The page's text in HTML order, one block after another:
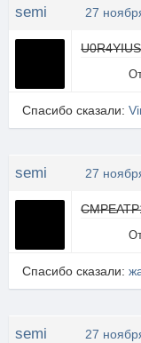
semi 27
Спасибо сказали:
semi 27
Спасибо сказали:
semi 27